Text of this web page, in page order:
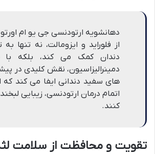
دهانشویه ارتودنسی جی یو ام اورتو
از فلوراید و ایزومالت، نه تنها
دندان کمک می کند، بلکه با
دمینرالیزاسیون، نقش کلیدی در
های سفید دندانی ایفا می کند
اتمام درمان ارتودنسی، زیبایی
کنند.
تقویت و محافظت از سلامت